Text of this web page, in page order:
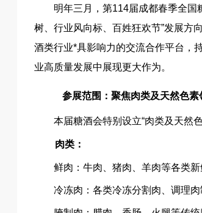
明年三月，第114届成都春季全国
树、行业风向标、百姓狂欢节”发展方
酒类行业*具影响力的交流合作平台，
业高质量发展中展现更大作为。
参展范围：聚焦肉类及天然色素
本届糖酒会特别设立“肉类及天然
肉类：
鲜肉：牛肉、猪肉、羊肉等各类新
冷冻肉：各类冷冻分割肉、调理肉